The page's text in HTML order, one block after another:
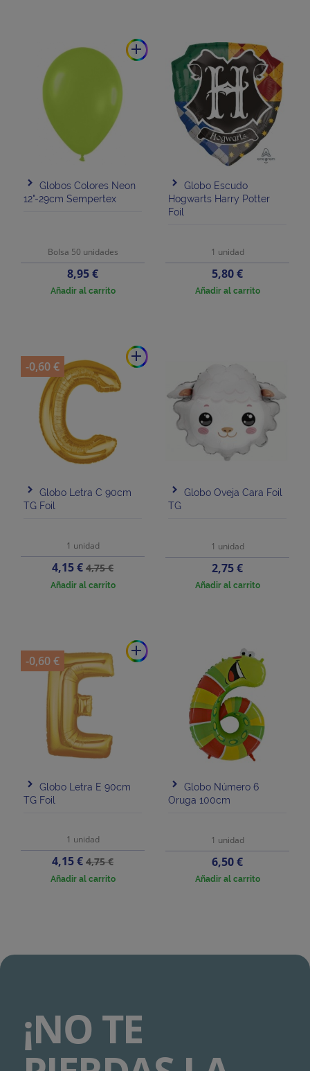
add
Globos Colores Neon
12"-29cm Sempertex
Bolsa 50 unidades
Precio
8,95 €
Añadir al carrito
Globo Escudo
Hogwarts Harry Potter
Foil
1 unidad
Precio
5,80 €
Añadir al carrito
add
Globo Letra C 90cm
TG Foil
1 unidad
Precio
4,15 €Precio
base
4,75 €
Añadir al carrito
-0,60 €
Globo Oveja Cara Foil
TG
1 unidad
Precio
2,75 €
Añadir al carrito
add
Globo Letra E 90cm
TG Foil
1 unidad
Precio
4,15 €Precio
base
4,75 €
Añadir al carrito
-0,60 €
Globo Número 6
Oruga 100cm
1 unidad
Precio
6,50 €
Añadir al carrito
¡NO TE